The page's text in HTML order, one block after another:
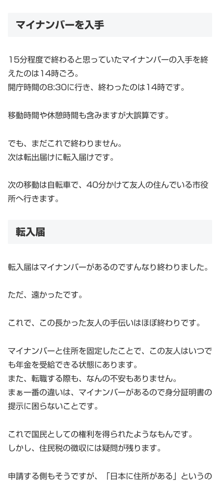
マイナンバーを入手
15分程度で終わると思っていたマイナンバーの入手を終
えたのは14時ごろ。
開庁時間の8:30に行き、終わったのは14時です。
移動時間や休憩時間も含みますが大誤算です。
でも、まだこれで終わりません。
次は転出届けに転入届けです。
次の移動は自転車で、40分かけて友人の住んでいる市役
所へ行きます。
転入届
転入届はマイナンバーがあるのですんなり終わりました。
ただ、遠かったです。
これで、この長かった友人の手伝いはほぼ終わりです。
マイナンバーと住所を固定したことで、この友人はいつで
も年金を受給できる状態にあります。
また、転職する際も、なんの不安もありません。
まぁ一番の違いは、マイナンバーがあるので身分証明書の
提示に困らないことです。
これで国民としての権利を得られたようなもんです。
しかし、住民税の徴収には疑問が残ります。
申請する側もそうですが、「日本に住所がある」というの